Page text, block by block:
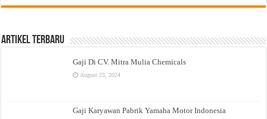
Artikel Terbaru
Gaji Di CV. Mitra Mulia Chemicals
August 23, 2024
Gaji Karyawan Pabrik Yamaha Motor Indonesia